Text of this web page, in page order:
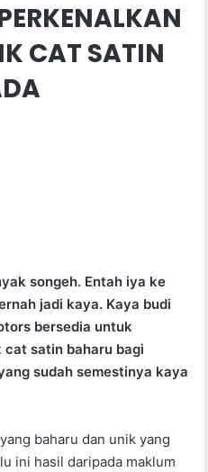
CAT SATIN
songeh. Entah iya ke
jadi kaya. Kaya budi
bersedia untuk
cat satin baharu bagi
sudah semestinya kaya
baharu dan unik yang
ini hasil daripada maklum